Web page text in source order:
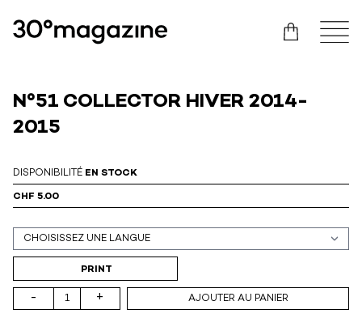
N°51 COLLECTOR HIVER 2014-
2015
DISPONIBILITÉ EN STOCK
CHF 5.00
Support (print ou digital)
PRINT
- + AJOUTER AU PANIER